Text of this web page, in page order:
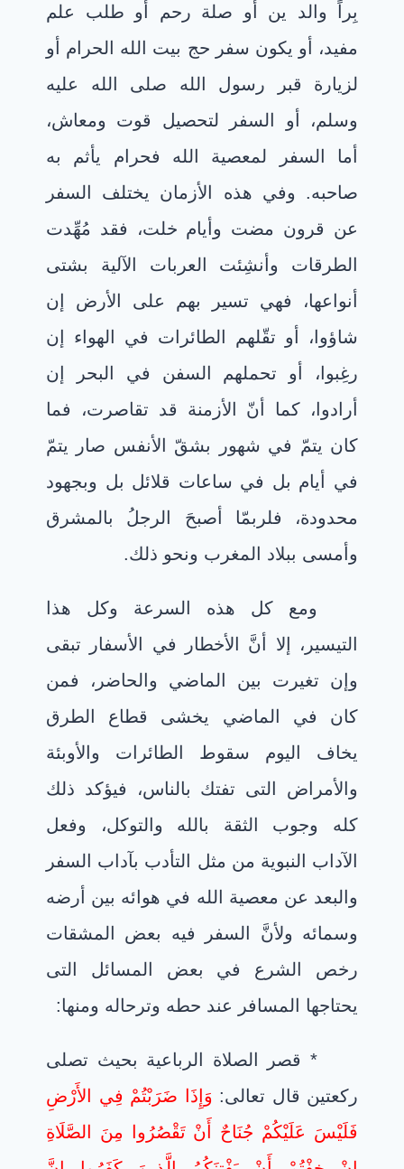
بِراً والد ين أو صلة رحم أو طلب علم
مفيد، أو يكون سفر حج بيت الله الحرام أو
لزيارة قبر رسول الله صلى الله عليه
وسلم، أو السفر لتحصيل قوت ومعاش،
أما السفر لمعصية الله فحرام يأثم به
صاحبه. وفي هذه الأزمان يختلف السفر
عن قرون مضت وأيام خلت، فقد مُهِّدت
الطرقات وأنشِئت العربات الآلية بشتى
أنواعها، فهي تسير بهم على الأرض إن
شاؤوا، أو تقّلهم الطائرات في الهواء إن
رغِبوا، أو تحملهم السفن في البحر إن
أرادوا، كما أنّ الأزمنة قد تقاصرت، فما
كان يتمّ في شهور بشقّ الأنفس صار يتمّ
في أيام بل في ساعات قلائل بل وبجهود
محدودة، فلربمّا أصبحَ الرجلُ بالمشرق
وأمسى ببلاد المغرب ونحو ذلك.
ومع كل هذه السرعة وكل هذا
التيسير، إلا أنَّ الأخطار في الأسفار تبقى
وإن تغيرت بين الماضي والحاضر، فمن
كان في الماضي يخشى قطاع الطرق
يخاف اليوم سقوط الطائرات والأوبئة
والأمراض التى تفتك بالناس، فيؤكد ذلك
كله وجوب الثقة بالله والتوكل، وفعل
الآداب النبوية من مثل التأدب بآداب السفر
والبعد عن معصية الله في هوائه بين أرضه
وسمائه ولأنَّ السفر فيه بعض المشقات
رخص الشرع في بعض المسائل التى
يحتاجها المسافر عند حطه وترحاله ومنها:
* قصر الصلاة الرباعية بحيث تصلى
ركعتين قال تعالى: وَإِذَا ضَرَبْتُمْ فِي الأَرْضِ
فَلَيْسَ عَلَيْكُمْ جُنَاحٌ أَنْ تَقْصُرُوا مِنَ الصَّلَاةِ